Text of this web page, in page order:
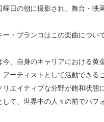
曜日の朝に撮影され、舞台・映
ー・ブランコはこの楽曲につい
今、自身のキャリアにおける
アーティストとして活動できる
リエイティブな分野が飽和状
して、世界中の人々の前でパフ